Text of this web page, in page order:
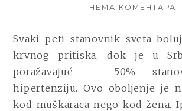
НЕМА КОМЕНТАРА
Svaki peti stanovnik sveta
krvnog pritiska, dok je u
poražavajuć – 50%
hipertenziju. Ovo oboljenje je
kod muškaraca nego kod žena.